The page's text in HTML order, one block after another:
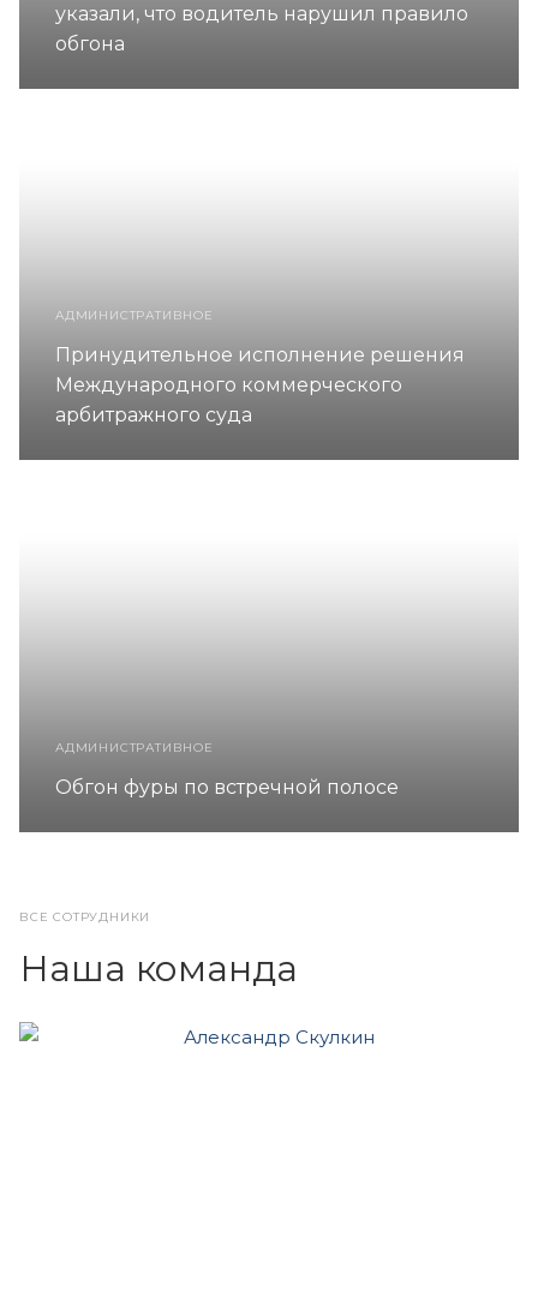
указали, что водитель нарушил правило
обгона
АДМИНИСТРАТИВНОЕ
Принудительное исполнение решения
Международного коммерческого
арбитражного суда
АДМИНИСТРАТИВНОЕ
Обгон фуры по встречной полосе
ВСЕ СОТРУДНИКИ
Наша команда